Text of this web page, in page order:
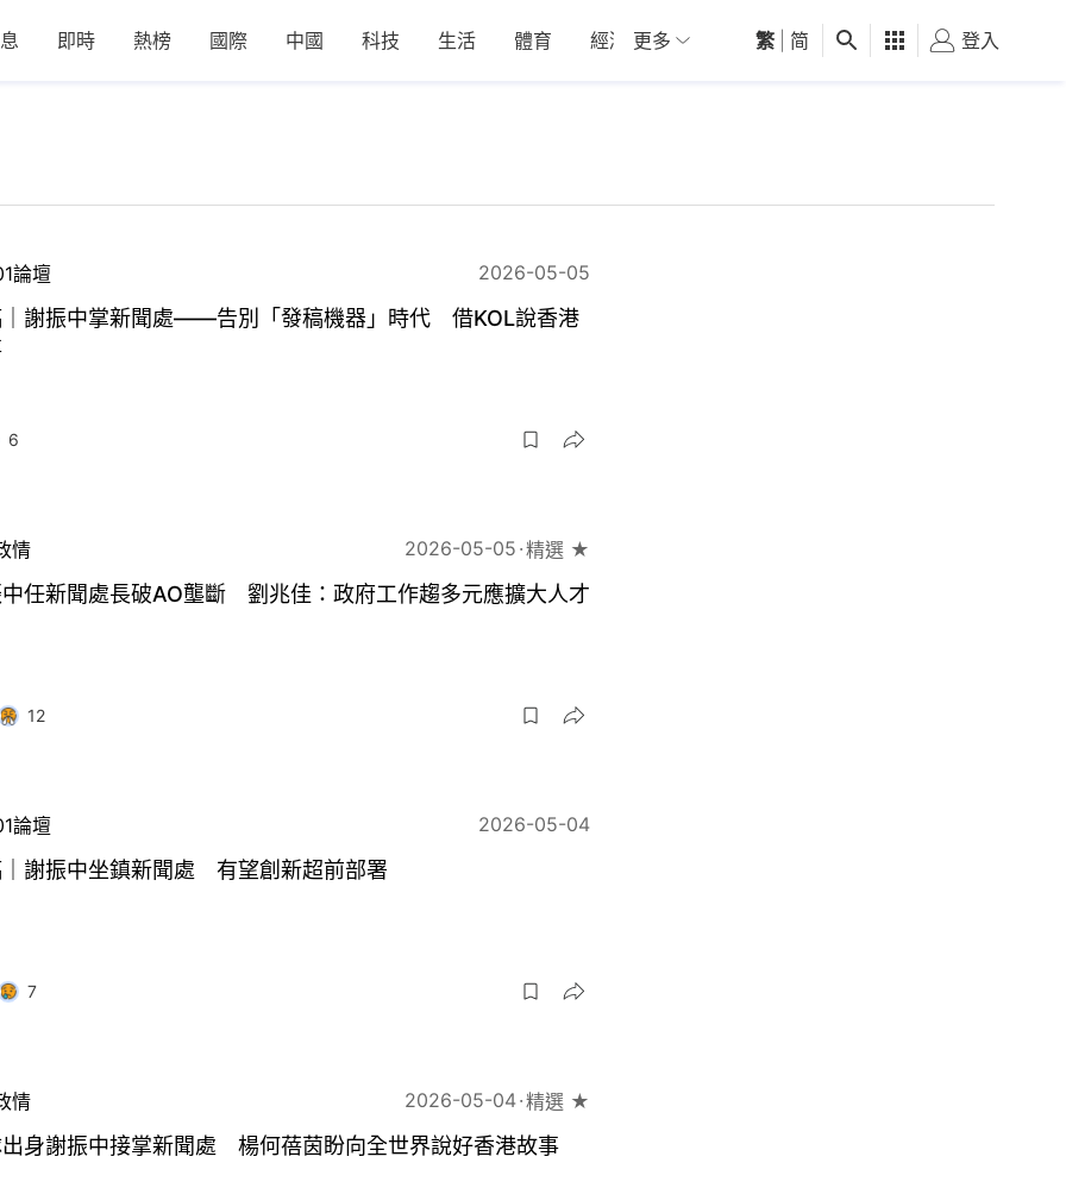
即時 熱榜 國際 中國 科技 生活 體育 經濟 01深圳 觀點 健康 好食玩飛
更多 繁 简 登入
論壇 2026-05-05
謝振中掌新聞處——告別「發稿機器」時代 借KOL說香港
6
情 2026-05-05 精選 ★
任新聞處長破AO壟斷 劉兆佳：政府工作趨多元應擴大人才
12
論壇 2026-05-04
謝振中坐鎮新聞處 有望創新超前部署
7
情 2026-05-04 精選 ★
身謝振中接掌新聞處 楊何蓓茵盼向全世界說好香港故事